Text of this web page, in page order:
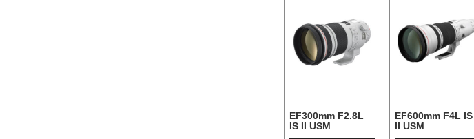
EF300mm F2.8L
IS II USM
EF600mm F4L IS
II USM